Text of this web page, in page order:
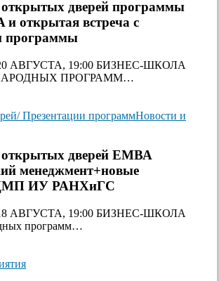
дверей программы
и открытая встреча с
программы
АВГУСТА, 19:00 БИЗНЕС-ШКОЛА
ПРОГРАММ…
Презентации программНовости и
дверей ЕМВА
менеджмент+новые
ЦМП ИУ РАНХиГС
АВГУСТА, 19:00 БИЗНЕС-ШКОЛА
программ…